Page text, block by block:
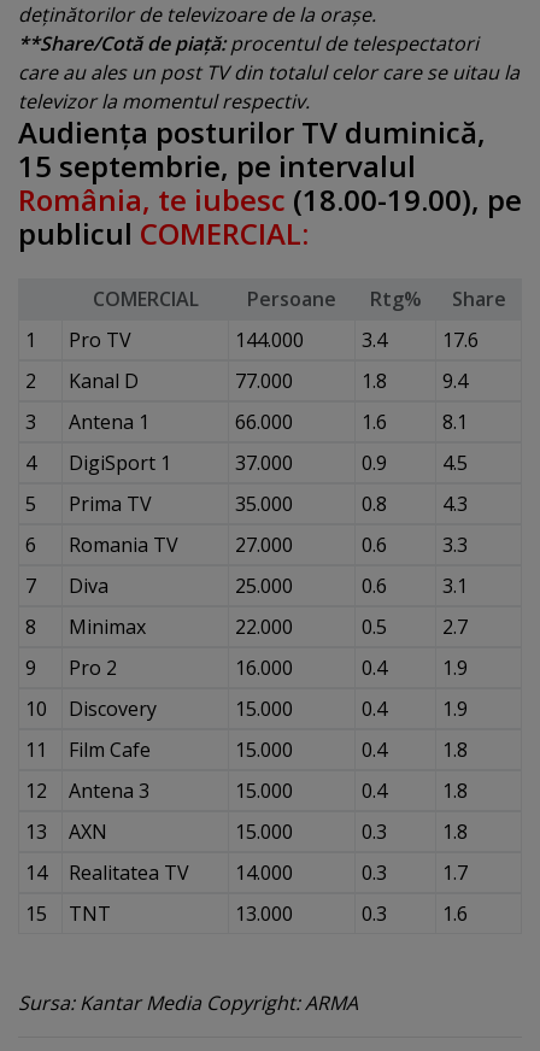
deţinătorilor de televizoare de la oraşe.
**Share/Cotă de piaţă:procentul de telespectatori
care au ales un post TV din totalul celor care se uitau la
televizor la momentul respectiv.
Audienţa posturilor TV duminică,
15 septembrie, pe intervalul
România, te iubesc (18.00-19.00), pe
publicul COMERCIAL:
COMERCIAL Persoane Rtg%
Share
1
Pro TV 144.000 3.4
17.6
2
Kanal D 77.000 1.8
9.4
3
Antena 1 66.000 1.6
8.1
4
DigiSport 1 37.000 0.9
4.5
5
Prima TV 35.000 0.8
4.3
6
Romania TV 27.000 0.6
3.3
7
Diva 25.000 0.6
3.1
8
Minimax 22.000 0.5
2.7
9
Pro 2 16.000 0.4
1.9
10
Discovery 15.000 0.4
1.9
11
Film Cafe 15.000 0.4
1.8
12
Antena 3 15.000 0.4
1.8
13
AXN 15.000 0.3
1.8
14
Realitatea TV 14.000 0.3
1.7
15
TNT 13.000 0.3 1.6
Sursa: Kantar Media Copyright: ARMA